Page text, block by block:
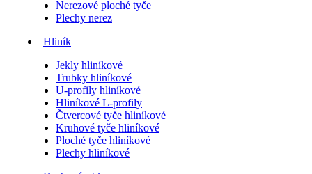
Nerezové ploché tyče
Plechy nerez
Hliník
Jekly hliníkové
Trubky hliníkové
U-profily hliníkové
Hliníkové L-profily
Čtvercové tyče hliníkové
Kruhové tyče hliníkové
Ploché tyče hliníkové
Plechy hliníkové